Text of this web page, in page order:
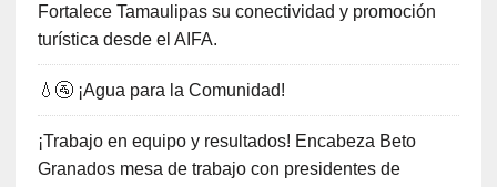
Fortalece Tamaulipas su conectividad y promoción
turística desde el AIFA.
💧🚰 ¡Agua para la Comunidad!
¡Trabajo en equipo y resultados! Encabeza Beto
Granados mesa de trabajo con presidentes de